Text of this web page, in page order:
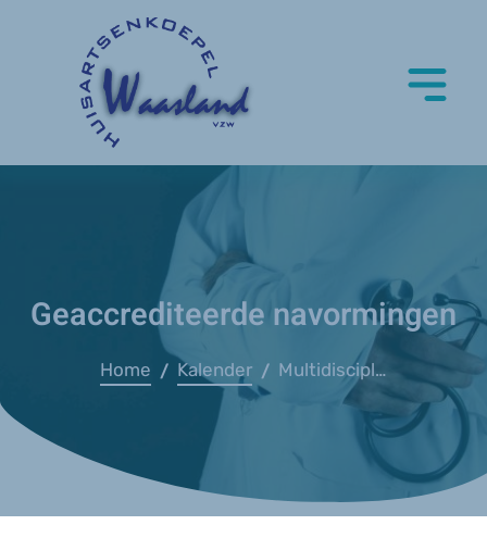
Geaccrediteerde navormingen
Home / Kalender / Multidisciplinair zorgpad hartfalen (Domus)